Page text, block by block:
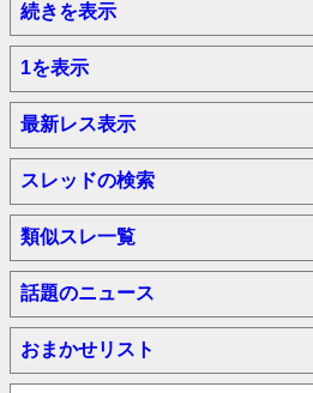
続きを表示
1を表示
最新レス表示
スレッドの検索
類似スレ一覧
話題のニュース
おまかせリスト